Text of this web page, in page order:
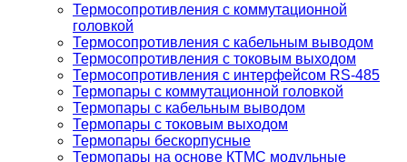
Термосопротивления с коммутационной
головкой
Термосопротивления с кабельным выводом
Термосопротивления с токовым выходом
Термосопротивления с интерфейсом RS-485
Термопары с коммутационной головкой
Термопары с кабельным выводом
Термопары с токовым выходом
Термопары бескорпусные
Термопары на основе КТМС модульные